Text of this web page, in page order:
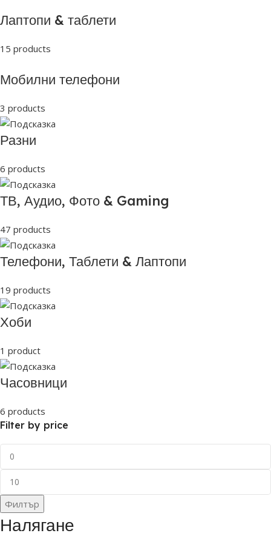
Лаптопи & таблети
15 products
Мобилни телефони
3 products
Разни
6 products
ТВ, Аудио, Фото & Gaming
47 products
Телефони, Таблети & Лаптопи
19 products
Хоби
1 product
Часовници
6 products
Filter by price
Филтър
Налягане